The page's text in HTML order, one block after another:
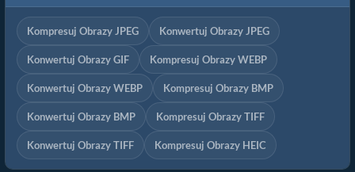
Kompresuj Obrazy JPEG Konwertuj Obrazy JPEG
Konwertuj Obrazy GIF Kompresuj Obrazy WEBP
Konwertuj Obrazy WEBP Kompresuj Obrazy BMP
Konwertuj Obrazy BMP Kompresuj Obrazy TIFF
Konwertuj Obrazy TIFF Kompresuj Obrazy HEIC